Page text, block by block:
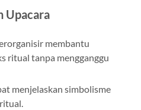
Upacara
membantu
ritual tanpa mengganggu
menjelaskan simbolisme